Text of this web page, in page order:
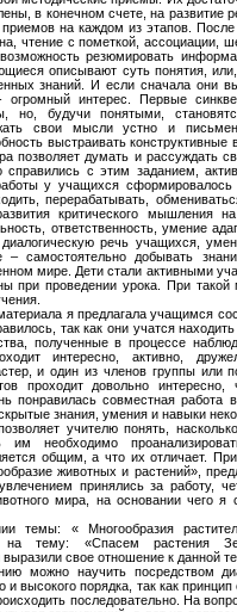
в конечном счете, на развитие
на каждом из этапов.
чтение с пометкой, ассоциации,
резюмировать
описывают суть понятия,
знаний. И если сначала они
огромный интерес. Первые
но, будучи понятыми,
свои мысли устно и
выстраивать
позволяет думать и рассуждать
справились с этим заданием,
у учащихся сформировалось
перерабатывать,
критического мышления
ответственность, умение
речь учащихся,
– самостоятельно добывать
мире. Дети стали активными
при проведении урока. При
я предлагала учащимся
так как они учатся
полученные в процессе
интересно, активно,
и один из членов группы или
проходит довольно
понравилась совместная работа
знания, умения и навыки
учителю понять,
им необходимо
общим, а что их отличает.
животных и растений»,
принялись за работу,
мира, на основании чего
темы: « Многообразия
тему: «Спасем растения
свое отношение к данной
можно научить посредством
и высокого порядка, так как принцип
последовательно. На